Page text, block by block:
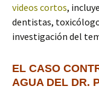
videos cortos,
dentistas,
investigación del
EL CASO
AGUA DEL DR.